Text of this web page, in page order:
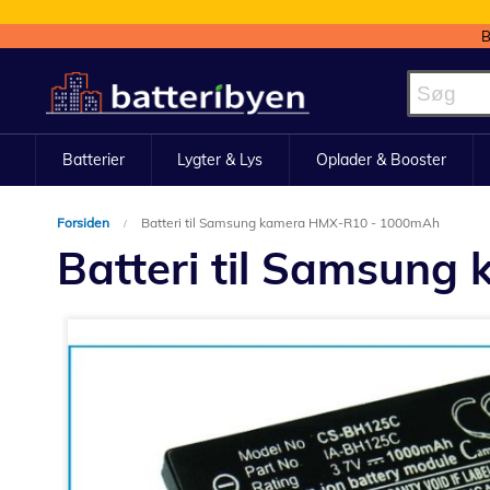
to
Content
Batterier Lygter & Lys Oplader & Booster
Forsiden Batteri til Samsung kamera HMX-R10 - 1000mAh
Batteri til Samsung